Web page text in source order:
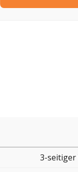
3-seitiger